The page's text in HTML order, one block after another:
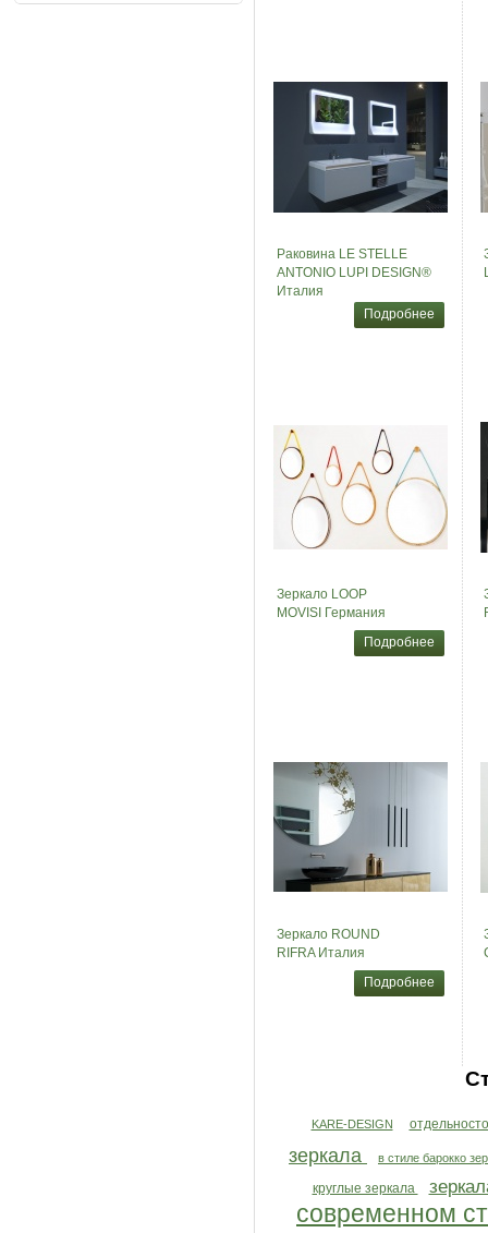
Раковина LE STELLE
ANTONIO LUPI DESIGN®
Италия
Подробнее
Зеркало LOOP
MOVISI Германия
Подробнее
Зеркало ROUND
RIFRA Италия
Подробнее
KARE-DESIGN
зеркала в стиле барокко
круглые зеркала
современном